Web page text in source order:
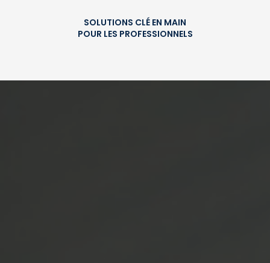
SOLUTIONS CLÉ EN MAIN
POUR LES PROFESSIONNELS